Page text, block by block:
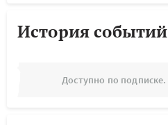
История событий
Доступно по подписке.